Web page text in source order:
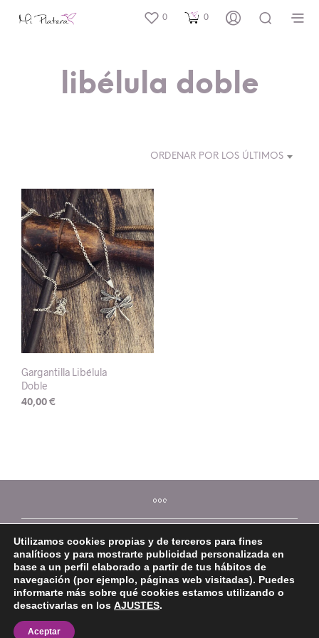
0 0
libélula doble
ORDENAR POR LOS ÚLTIMOS
Gargantilla Libélula
Doble
40,00 €
©2026 Mi Platera
Utilizamos cookies propias y de terceros para fines
analíticos y para mostrarte publicidad personalizada en
base a un perfil elaborado a partir de tus hábitos de
navegación (por ejemplo, páginas web visitadas). Puedes
informarte más sobre qué cookies estamos utilizando o
desactivarlas en los AJUSTES.
Aceptar